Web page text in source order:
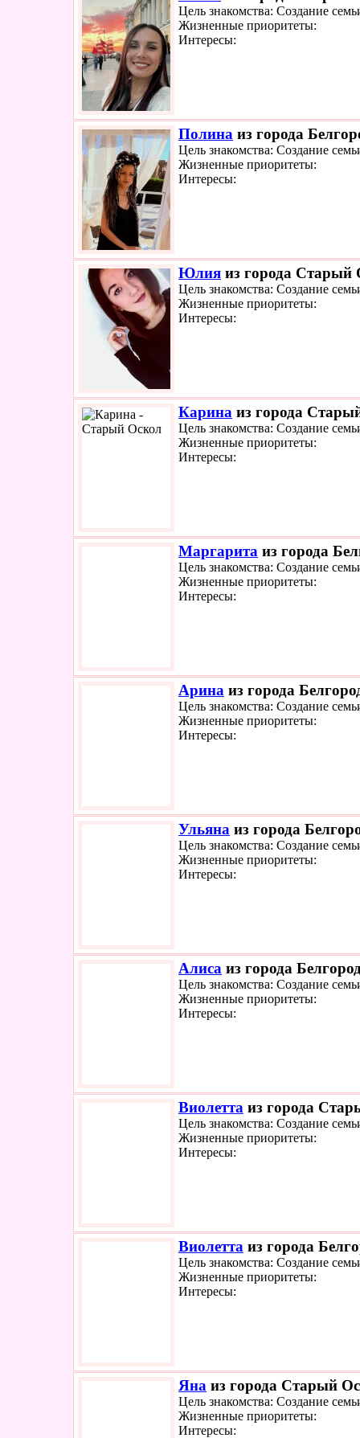
Цель знакомства: Создание
Жизненные приоритеты:
Интересы:
Полина из города
Цель знакомства: Создание
Жизненные приоритеты:
Интересы:
Юлия из города Старый
Цель знакомства: Создание
Жизненные приоритеты:
Интересы:
Карина из города
Цель знакомства: Создание
Жизненные приоритеты:
Интересы:
Маргарита из города
Цель знакомства: Создание
Жизненные приоритеты:
Интересы:
Арина из города
Цель знакомства: Создание
Жизненные приоритеты:
Интересы:
Ульяна из города
Цель знакомства: Создание
Жизненные приоритеты:
Интересы:
Алиса из города
Цель знакомства: Создание
Жизненные приоритеты:
Интересы:
Виолетта из города
Цель знакомства: Создание
Жизненные приоритеты:
Интересы:
Виолетта из города
Цель знакомства: Создание
Жизненные приоритеты:
Интересы:
Яна из города Старый
Цель знакомства: Создание
Жизненные приоритеты:
Интересы: